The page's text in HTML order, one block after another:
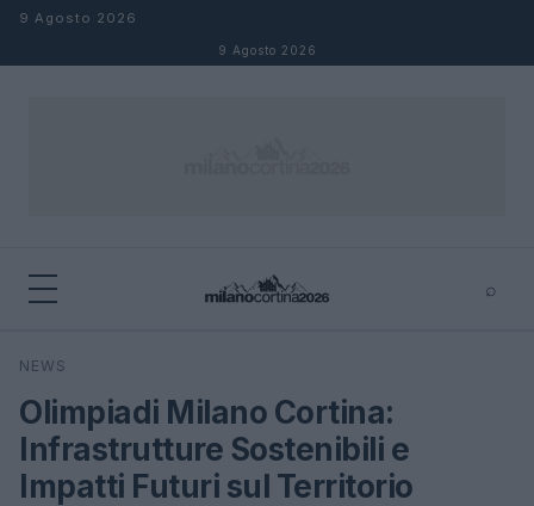
Salta al contenuto
9 Agosto 2026
9 Agosto 2026
⌕
Cerca
NEWS
Olimpiadi Milano Cortina:
Infrastrutture Sostenibili e
Impatti Futuri sul Territorio